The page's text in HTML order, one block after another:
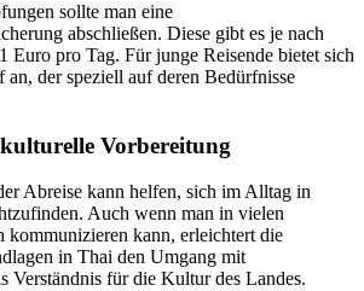
sollte man eine
abschließen. Diese gibt es je nach
Euro pro Tag. Für junge Reisende bietet sich
der speziell auf deren Bedürfnisse
Vorbereitung
Abreise kann helfen, sich im Alltag in
Auch wenn man in vielen
kommunizieren kann, erleichtert die
in Thai den Umgang mit
Verständnis für die Kultur des Landes.